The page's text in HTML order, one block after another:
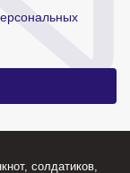
солдатиков,